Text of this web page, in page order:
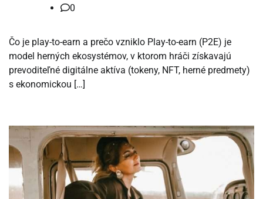
0
Čo je play-to-earn a prečo vzniklo Play-to-earn (P2E) je
model herných ekosystémov, v ktorom hráči získavajú
prevoditeľné digitálne aktíva (tokeny, NFT, herné predmety)
s ekonomickou […]